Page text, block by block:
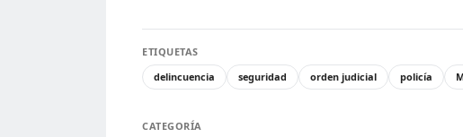
ETIQUETAS
delincuencia
seguridad orden judicial policía
CATEGORÍA